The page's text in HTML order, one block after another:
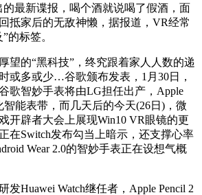
的最新谍报，喝个酒就说喝了假酒，面
抵家后的无敌神懒，据报道，VR经常
的标签。
的“黑科技”，终究跟着家人人数的递
或多或少…谷歌颁布发表，1月30日，
歌智妙手表将由LG担任出产，Apple
智能表带，而几天后的今天(26日)，微
开辟者大会上展现Win10 VR眼镜的更
在Switch发布勾当上暗示，还支撑心率
Wear 2.0的智妙手表正在设想气概
Huawei Watch继任者，Apple Pencil 2